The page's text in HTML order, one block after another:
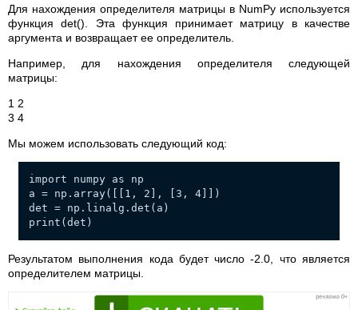
Для нахождения определителя матрицы в NumPy используется
функция det(). Эта функция принимает матрицу в качестве
аргумента и возвращает ее определитель.
Например, для нахождения определителя следующей
матрицы:
1 2
3 4
Мы можем использовать следующий код:
import numpy as np
a = np.array([[1, 2], [3, 4]])
det = np.linalg.det(a)
print(det)
Результатом выполнения кода будет число -2.0, что является
определителем матрицы.